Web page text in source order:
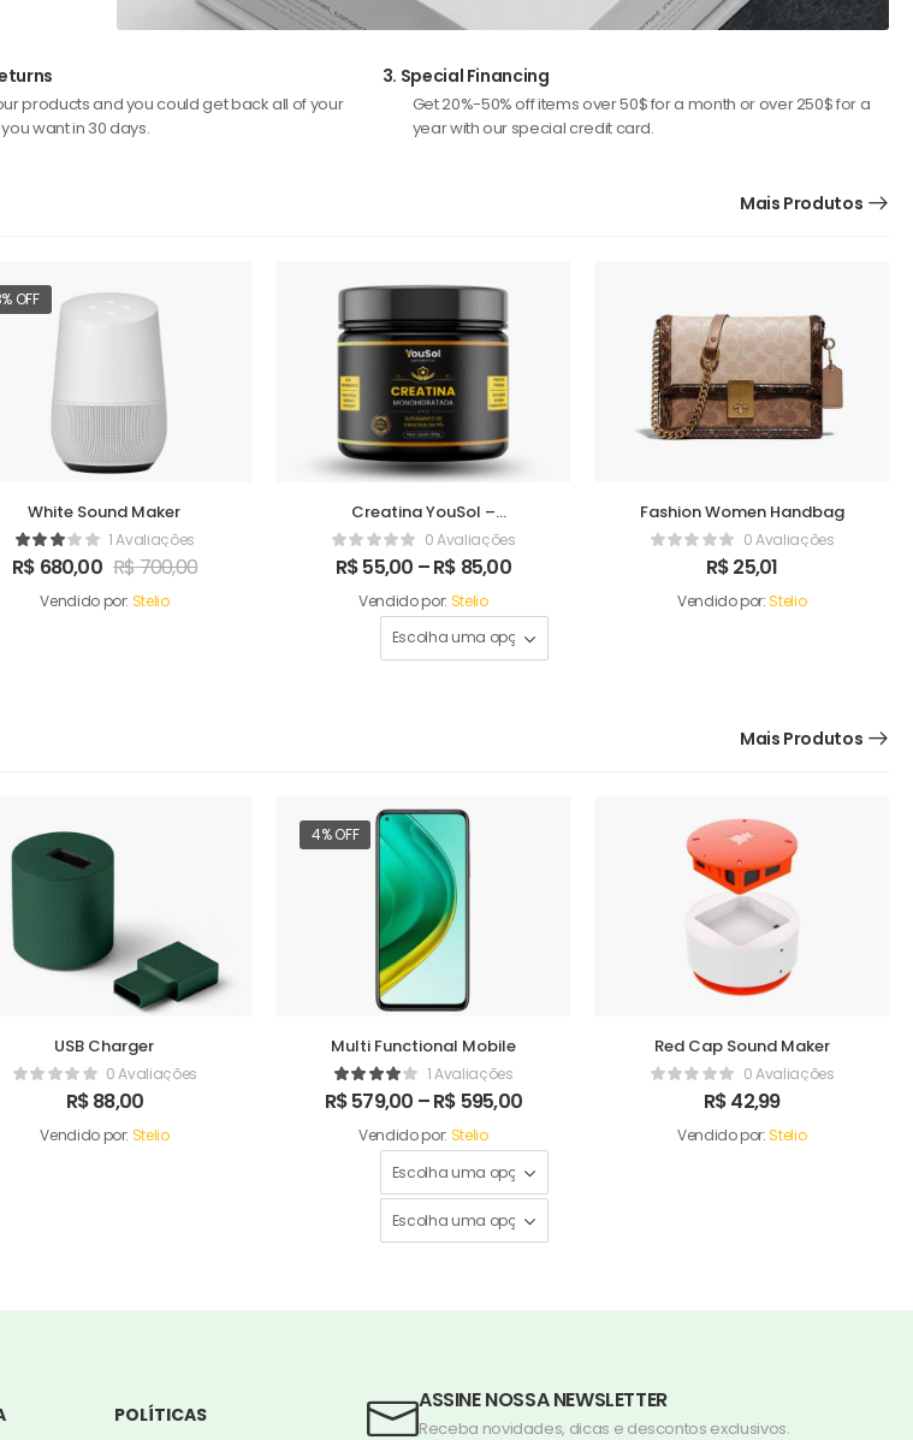
products and you could get back all of your
want in 30 days.
3. Special Financing
Get 20%-50% off items over 50$ for a month or over 250$ for a
year with our special credit card.
Mais Produtos
OFF
White Sound Maker
1 Avaliações
R$ 680,00 R$700,00
Vendido por: Stelio
Creatina YouSol –
Monohidratada 100% Pura –
150g ou 300g
0 Avaliações
R$55,00 –R$ 85,00
Vendido por: Stelio
Fashion Women Handbag
0 Avaliações
R$25,01
Vendido por:Stelio
Mais Produtos
USB Charger
0 Avaliações
R$88,00
Vendido por: Stelio
4% OFF
Multi Functional Mobile
1 Avaliações
R$579,00 –R$ 595,00
Vendido por: Stelio
Red Cap Sound Maker
0 Avaliações
R$42,99
Vendido por:Stelio
ASSINE NOSSA NEWSLETTER
Receba novidades, dicas e descontos exclusivos.
POLÍTICAS